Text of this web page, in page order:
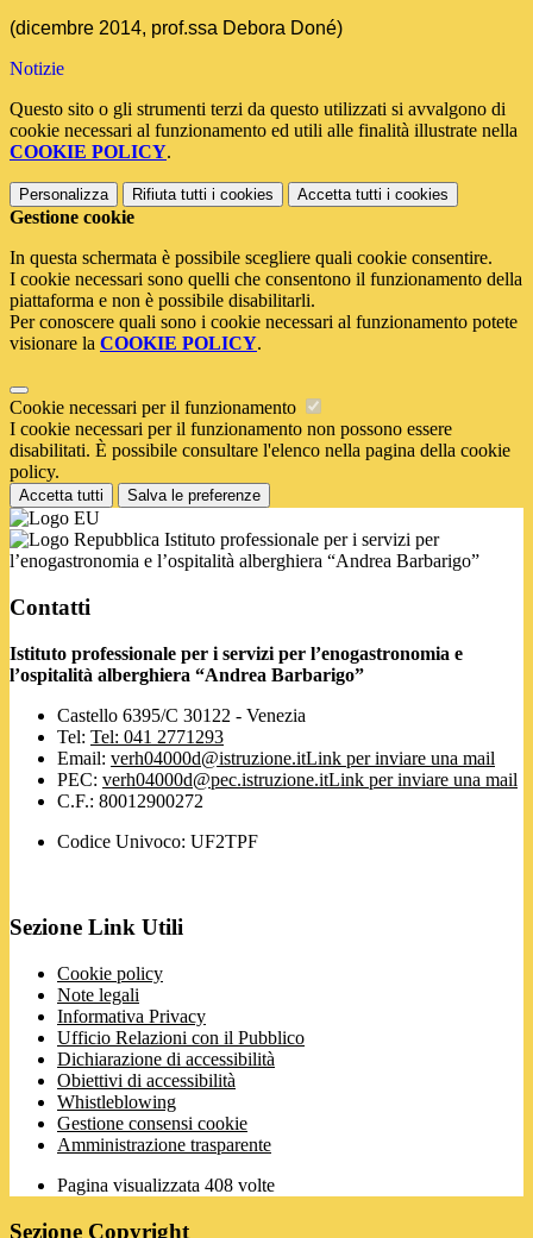
(dicembre 2014, prof.ssa Debora Doné)
Notizie
Questo sito o gli strumenti terzi da questo utilizzati si avvalgono di
cookie necessari al funzionamento ed utili alle finalità illustrate nella
COOKIE POLICY.
Personalizza Rifiuta tutti i cookies Accetta tutti i cookies
Gestione cookie
In questa schermata è possibile scegliere quali cookie consentire.
I cookie necessari sono quelli che consentono il funzionamento della
piattaforma e non è possibile disabilitarli.
Per conoscere quali sono i cookie necessari al funzionamento potete
visionare la COOKIE POLICY.
Cookie necessari per il funzionamento
I cookie necessari per il funzionamento non possono essere
disabilitati. È possibile consultare l'elenco nella pagina della cookie
policy.
Accetta tutti Salva le preferenze
Istituto professionale per i servizi per
l’enogastronomia e l’ospitalità alberghiera “Andrea Barbarigo”
Contatti
Istituto professionale per i servizi per l’enogastronomia e
l’ospitalità alberghiera “Andrea Barbarigo”
Castello 6395/C 30122 - Venezia
Tel: Tel: 041 2771293
Email: verh04000d@istruzione.itLink per inviare una mail
PEC: verh04000d@pec.istruzione.itLink per inviare una mail
C.F.: 80012900272
Codice Univoco: UF2TPF
Sezione Link Utili
Cookie policy
Note legali
Informativa Privacy
Ufficio Relazioni con il Pubblico
Dichiarazione di accessibilità
Obiettivi di accessibilità
Whistleblowing
Gestione consensi cookie
Amministrazione trasparente
Pagina visualizzata 408 volte
Sezione Copyright